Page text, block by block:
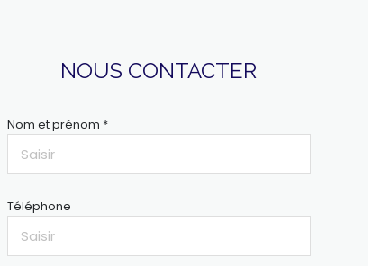
NOUS CONTACTER
Nom et prénom *
Téléphone